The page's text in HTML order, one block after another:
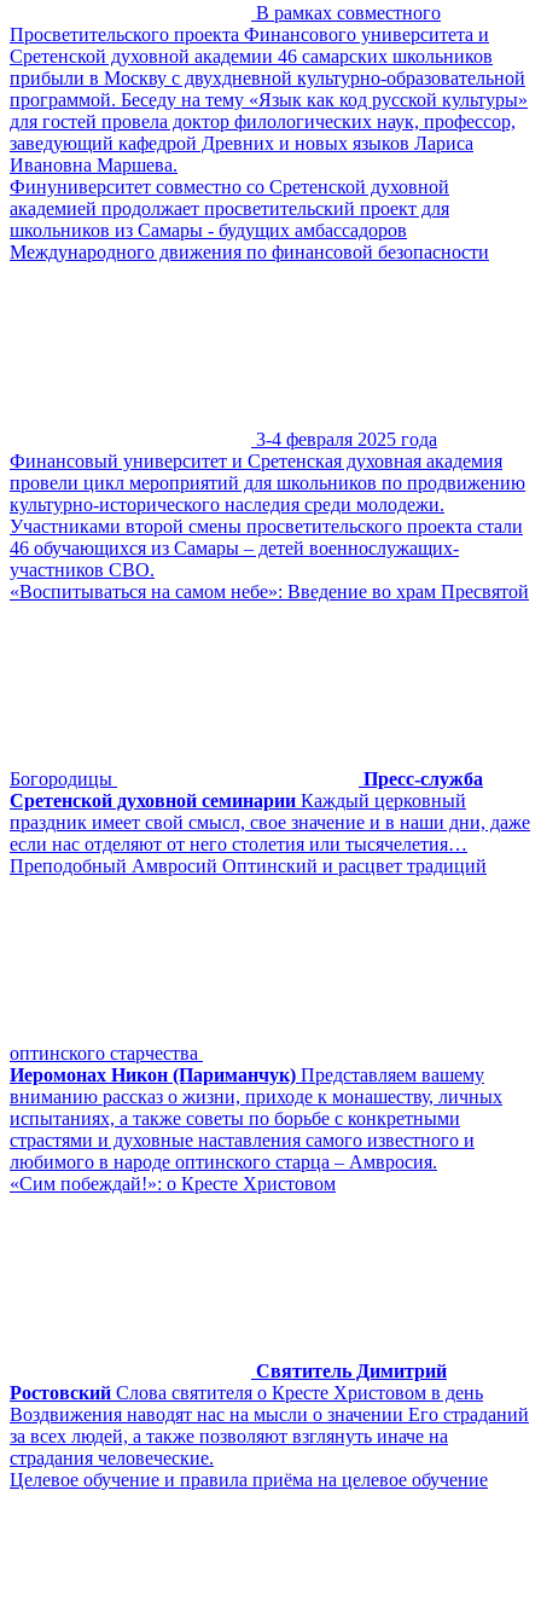
В рамках совместного
Просветительского проекта Финансового университета и
Сретенской духовной академии 46 самарских школьников
прибыли в Москву с двухдневной культурно-образовательной
программой. Беседу на тему «Язык как код русской культуры»
для гостей провела доктор филологических наук, профессор,
заведующий кафедрой Древних и новых языков Лариса
Ивановна Маршева.
Финуниверситет совместно со Сретенской духовной
академией продолжает просветительский проект для
школьников из Самары - будущих амбассадоров
Международного движения по финансовой безопасности
3-4 февраля 2025 года
Финансовый университет и Сретенская духовная академия
провели цикл мероприятий для школьников по продвижению
культурно-исторического наследия среди молодежи.
Участниками второй смены просветительского проекта стали
46 обучающихся из Самары – детей военнослужащих-
участников СВО.
«Воспитываться на самом небе»: Введение во храм Пресвятой
Богородицы
Пресс-служба
Сретенской духовной семинарии Каждый церковный
праздник имеет свой смысл, свое значение и в наши дни, даже
если нас отделяют от него столетия или тысячелетия…
Преподобный Амвросий Оптинский и расцвет традиций
оптинского старчества
Иеромонах Никон (Париманчук) Представляем вашему
вниманию рассказ о жизни, приходе к монашеству, личных
испытаниях, а также советы по борьбе с конкретными
страстями и духовные наставления самого известного и
любимого в народе оптинского старца – Амвросия.
«Сим побеждай!»: о Кресте Христовом
Святитель Димитрий
Ростовский Слова святителя о Кресте Христовом в день
Воздвижения наводят нас на мысли о значении Его страданий
за всех людей, а также позволяют взглянуть иначе на
страдания человеческие.
Целевое обучение и правила приёма на целевое обучение